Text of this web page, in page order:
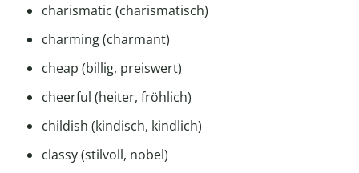
charismatic (charismatisch)
charming (charmant)
cheap (billig, preiswert)
cheerful (heiter, fröhlich)
childish (kindisch, kindlich)
classy (stilvoll, nobel)